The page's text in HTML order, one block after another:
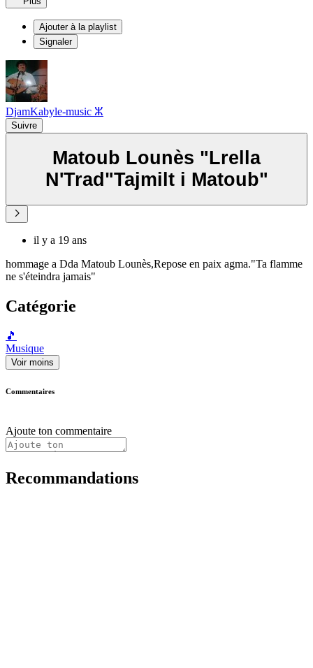
Ajouter à la playlist
Signaler
DjamKabyle-music ⵣ
Suivre
Matoub Lounès "Lrella
N'Trad"Tajmilt i Matoub"
il y a 19 ans
hommage a Dda Matoub Lounès,Repose en paix agma."Ta flamme
ne s'éteindra jamais"
Catégorie
🎵
Musique
Voir moins
Commentaires
Ajoute ton commentaire
Recommandations